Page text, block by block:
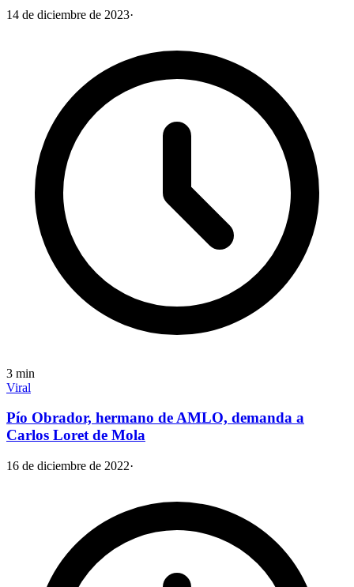
14 de diciembre de 2023·
3 min
Viral
Pío Obrador, hermano de AMLO, demanda a
Carlos Loret de Mola
16 de diciembre de 2022·